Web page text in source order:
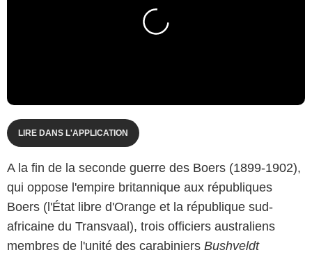
LIRE DANS L'APPLICATION
A la fin de la seconde guerre des Boers (1899-1902),
qui oppose l'empire britannique aux républiques
Boers (l'État libre d'Orange et la république sud-
africaine du Transvaal), trois officiers australiens
membres de l'unité des carabiniers Bushveldt